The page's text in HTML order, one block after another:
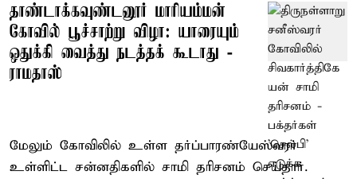
தாண்டாக்கவுண்டனூர் மாரியம்மன்
கோவில் பூச்சாற்று விழா: யாரையும்
ஒதுக்கி வைத்து நடத்தக் கூடாது -
ராமதாஸ்
மேலும் கோவிலில் உள்ள தர்ப்பாரண்யேஸ்வரர்
உள்ளிட்ட சன்னதிகளில் சாமி தரிசனம் செய்தார்.